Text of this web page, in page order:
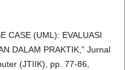
CASE (UML): EVALUASI
DALAM PRAKTIK,” Jurnal
(JTIIK), pp. 77-86,